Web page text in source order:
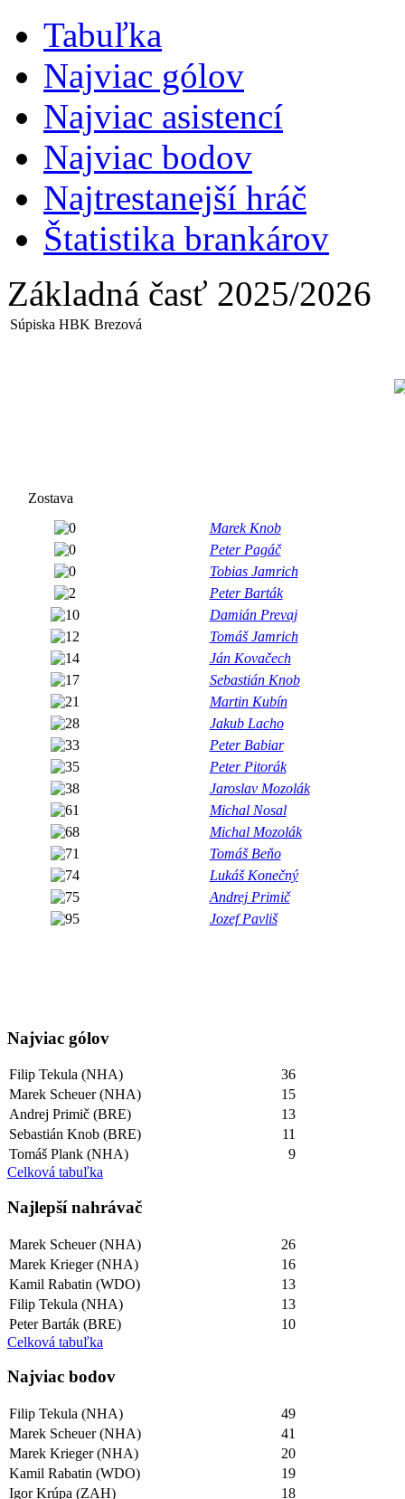
Tabuľka
Najviac gólov
Najviac asistencí­
Najviac bodov
Najtrestanejší hráč
Štatistika brankárov
Základná časť 2025/2026
Súpiska HBK Brezová
Zostava
Marek Knob
Peter Pagáč
Tobias Jamrich
Peter Barták
Damián Prevaj
Tomáš Jamrich
Ján Kovačech
Sebastián Knob
Martin Kubín
Jakub Lacho
Peter Babiar
Peter Pitorák
Jaroslav Mozolák
Michal Nosal
Michal Mozolák
Tomáš Beňo
Lukáš Konečný
Andrej Primič
Jozef Pavliš
Najviac gólov
Filip Tekula (NHA)
36
Marek Scheuer (NHA)
15
Andrej Primič (BRE)
13
Sebastián Knob (BRE)
11
Tomáš Plank (NHA)
9
Celková tabuľka
Najlepší­ nahrávač
Marek Scheuer (NHA)
26
Marek Krieger (NHA)
16
Kamil Rabatin (WDO)
13
Filip Tekula (NHA)
13
Peter Barták (BRE)
10
Celková tabuľka
Najviac bodov
Filip Tekula (NHA)
49
Marek Scheuer (NHA)
41
Marek Krieger (NHA)
20
Kamil Rabatin (WDO)
19
Igor Krúpa (ZAH)
18